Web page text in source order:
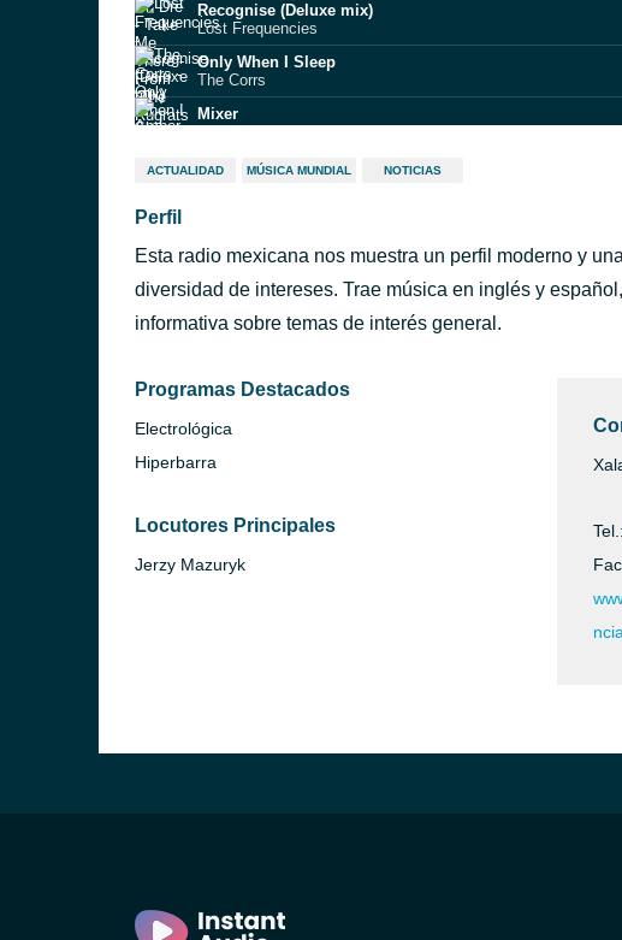
Recognise (Deluxe mix)
Lost Frequencies
Only When I Sleep
The Corrs
Mixer
Karma Police, RadioHead (Lyrics)
Brian McKnight
Summer Nostalgia #15
Rihanna, Avicii, Justin Bieber, Kygo, Selena Gomez,
ACTUALIDAD MÚSICA MUNDIAL NOTICIAS
Perfil
Esta radio mexicana nos muestra un perfil moderno y
diversidad de intereses. Trae música en inglés y
informativa sobre temas de interés general.
Programas Destacados
Electrológica
Hiperbarra
Locutores Principales
Jerzy Mazuryk
Tel.: